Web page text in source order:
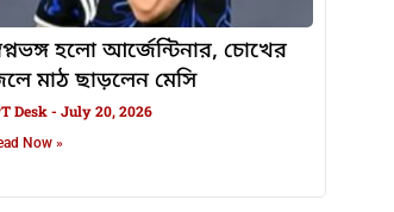
হলো আর্জেন্টিনার, চোখের
মাঠ ছাড়লেন মেসি
Desk July 20, 2026
Now »